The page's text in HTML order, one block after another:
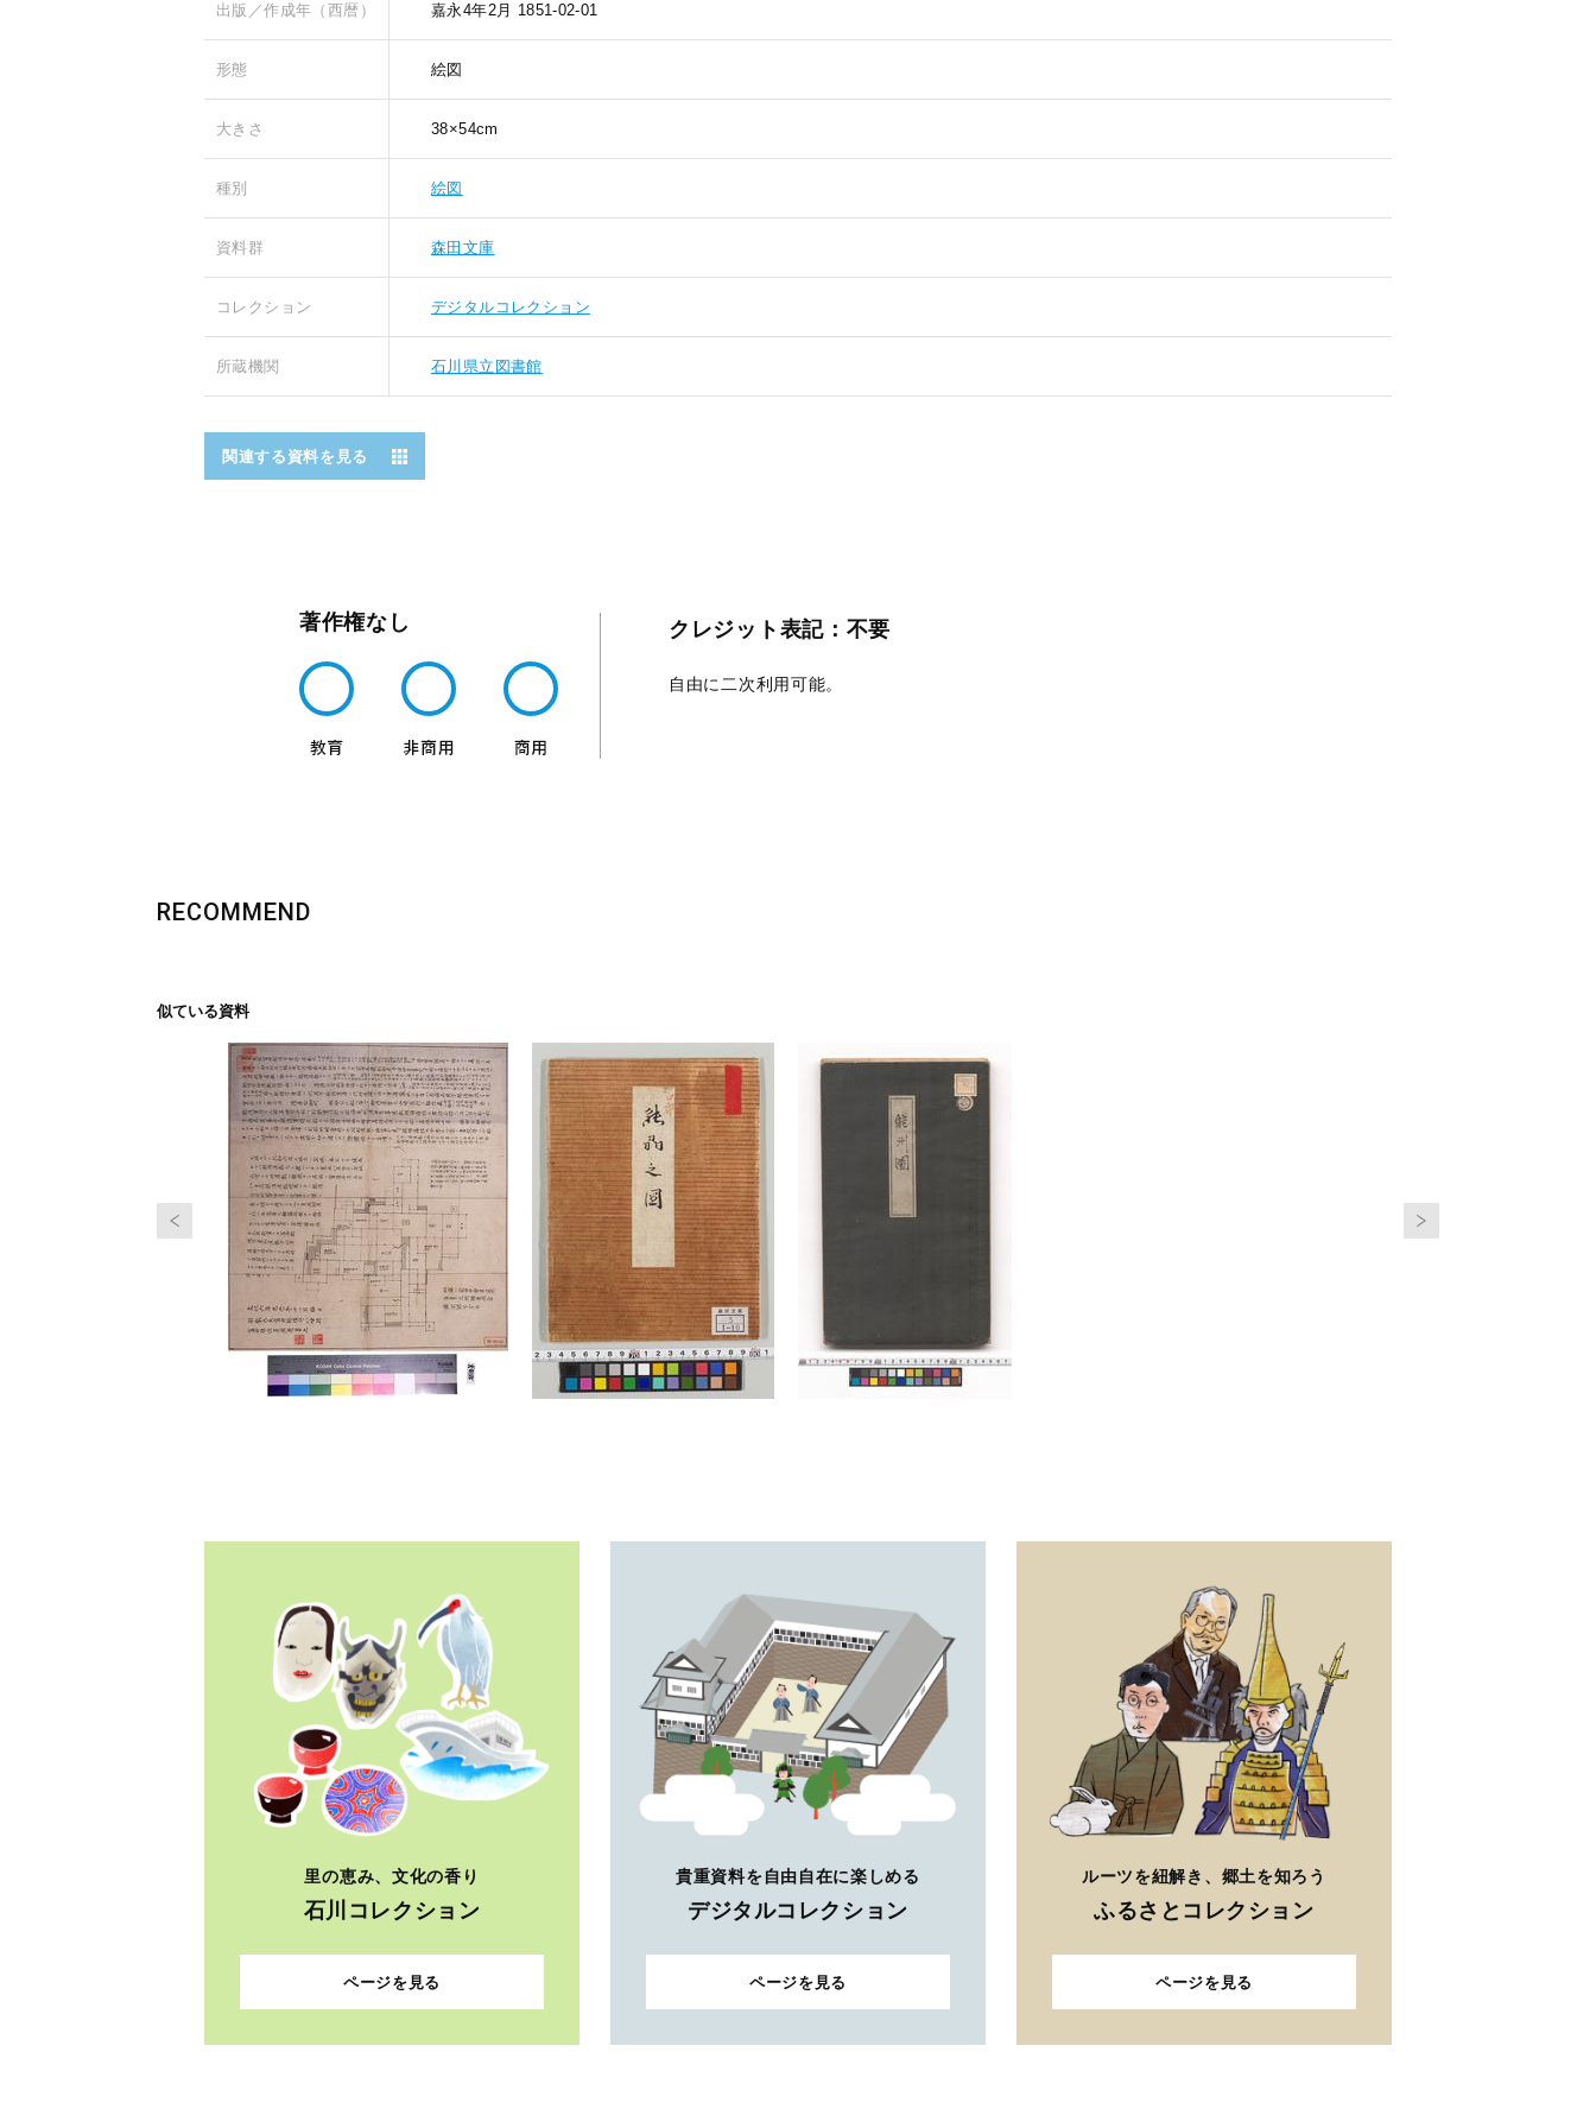
出版／作成年（西暦） 嘉永4年2月 1851-02-01
形態 絵図
大きさ 38×54cm
種別 絵図
資料群 森田文庫
コレクション デジタルコレクション
所蔵機関 石川県立図書館
関連する資料を見る
著作権なし クレジット表記：不要
自由に二次利用可能。
RECOMMEND
似ている資料
里の恵み、文化の香り
石川コレクション
ページを見る
貴重資料を自由自在に楽しめる
デジタルコレクション
ページを見る
ルーツを紐解き、郷土を知ろう
ふるさとコレクション
ページを見る